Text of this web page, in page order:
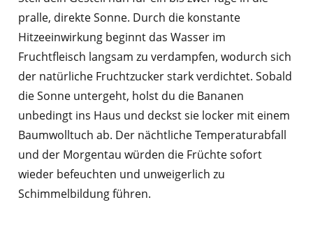
pralle, direkte Sonne. Durch die konstante
Hitzeeinwirkung beginnt das Wasser im
Fruchtfleisch langsam zu verdampfen, wodurch sich
der natürliche Fruchtzucker stark verdichtet. Sobald
die Sonne untergeht, holst du die Bananen
unbedingt ins Haus und deckst sie locker mit einem
Baumwolltuch ab. Der nächtliche Temperaturabfall
und der Morgentau würden die Früchte sofort
wieder befeuchten und unweigerlich zu
Schimmelbildung führen.